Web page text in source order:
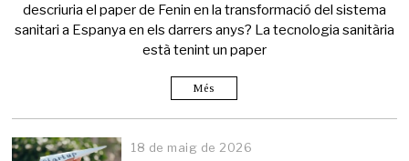
descriuria el paper de Fenin en la transformació del sistema
sanitari a Espanya en els darrers anys? La tecnologia sanitària
està tenint un paper
Més
18 de maig de 2026